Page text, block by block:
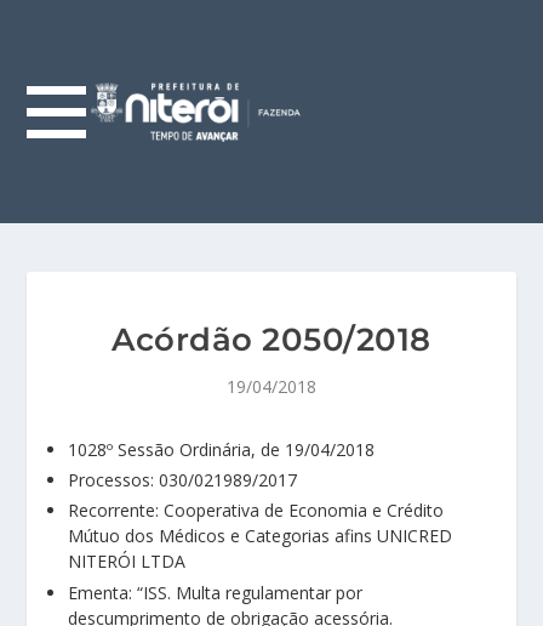
Acórdão 2050/2018
19/04/2018
1028º Sessão Ordinária, de 19/04/2018
Processos: 030/021989/2017
Recorrente: Cooperativa de Economia e Crédito
Mútuo dos Médicos e Categorias afins UNICRED
NITERÓI LTDA
Ementa: “ISS. Multa regulamentar por
descumprimento de obrigação acessória.